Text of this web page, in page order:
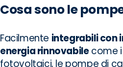
Cosa sono le
Facilmente integrabili con
energia rinnovabilecome i
fotovoltaici, le pompe di